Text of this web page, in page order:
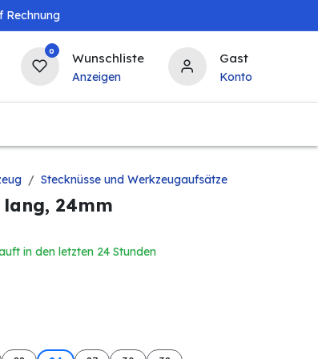
Rechnung
0 Wunschliste
Anzeigen
Gast
Konto
Stecknüsse und Werkzeugaufsätze
24mm
in den letzten 24 Stunden